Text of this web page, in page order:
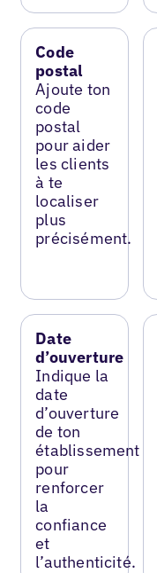
Code
postal
Ajoute ton
code
postal
pour aider
les clients
à te
localiser
plus
précisément.
Date
d’ouverture
Indique la
date
d’ouverture
de ton
établissement
pour
renforcer
la
confiance
et
l’authenticité.